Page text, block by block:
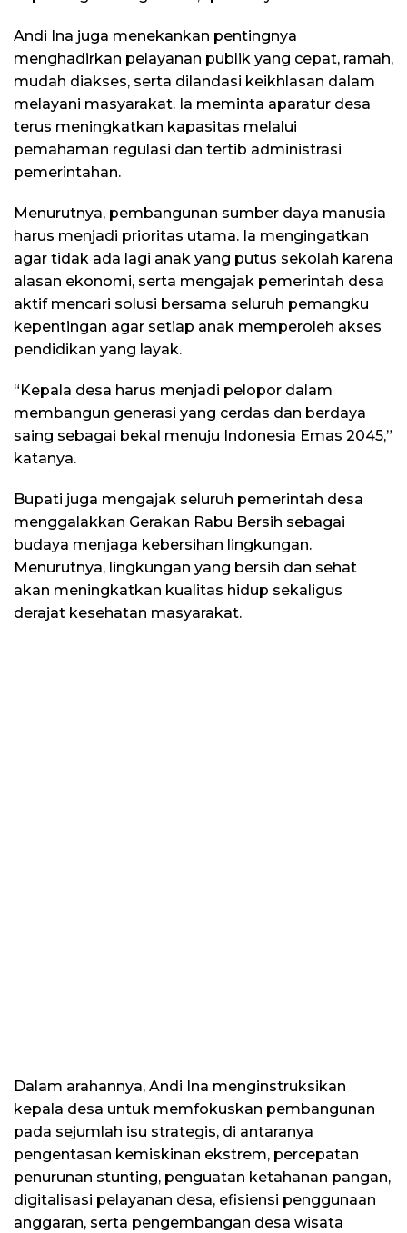
Andi Ina juga menekankan pentingnya
menghadirkan pelayanan publik yang cepat, ramah,
mudah diakses, serta dilandasi keikhlasan dalam
melayani masyarakat. Ia meminta aparatur desa
terus meningkatkan kapasitas melalui
pemahaman regulasi dan tertib administrasi
pemerintahan.
Menurutnya, pembangunan sumber daya manusia
harus menjadi prioritas utama. Ia mengingatkan
agar tidak ada lagi anak yang putus sekolah karena
alasan ekonomi, serta mengajak pemerintah desa
aktif mencari solusi bersama seluruh pemangku
kepentingan agar setiap anak memperoleh akses
pendidikan yang layak.
“Kepala desa harus menjadi pelopor dalam
membangun generasi yang cerdas dan berdaya
saing sebagai bekal menuju Indonesia Emas 2045,”
katanya.
Bupati juga mengajak seluruh pemerintah desa
menggalakkan Gerakan Rabu Bersih sebagai
budaya menjaga kebersihan lingkungan.
Menurutnya, lingkungan yang bersih dan sehat
akan meningkatkan kualitas hidup sekaligus
derajat kesehatan masyarakat.
Dalam arahannya, Andi Ina menginstruksikan
kepala desa untuk memfokuskan pembangunan
pada sejumlah isu strategis, di antaranya
pengentasan kemiskinan ekstrem, percepatan
penurunan stunting, penguatan ketahanan pangan,
digitalisasi pelayanan desa, efisiensi penggunaan
anggaran, serta pengembangan desa wisata